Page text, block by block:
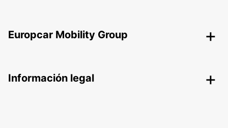
Europcar Mobility Group
Información legal